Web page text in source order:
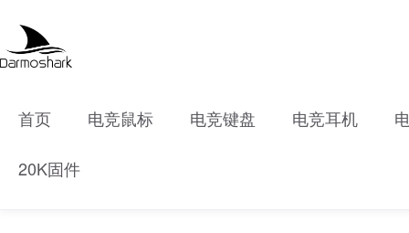
首页 电竞鼠标 电竞键盘 电竞耳机
20K固件